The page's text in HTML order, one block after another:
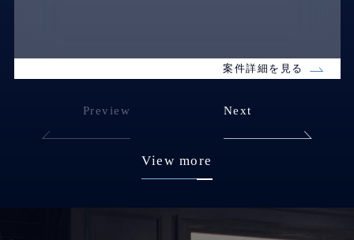
案件詳細を見る
Preview Next
View more